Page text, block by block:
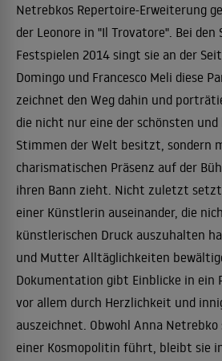
Netrebkos Repertoire-Erweiterung
der Leonore in "Il Trovatore". Bei den
Festspielen 2014 singt sie an der
Domingo und Francesco Meli diese
zeichnet den Weg dahin und
die nicht nur eine der schönsten
Stimmen der Welt besitzt, sondern
charismatischen Präsenz auf der
ihren Bann zieht. Nicht zuletzt
einer Künstlerin auseinander, die
künstlerischen Druck auszuhalten
und Mutter Alltäglichkeiten
Dokumentation gibt Einblicke in ein
vor allem durch Herzlichkeit und
auszeichnet. Obwohl Anna Netrebko
einer Kosmopolitin führt, bleibt sie